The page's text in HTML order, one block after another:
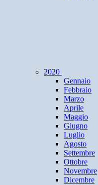
2020
Gennaio
Febbraio
Marzo
Aprile
Maggio
Giugno
Luglio
Agosto
Settembre
Ottobre
Novembre
Dicembre